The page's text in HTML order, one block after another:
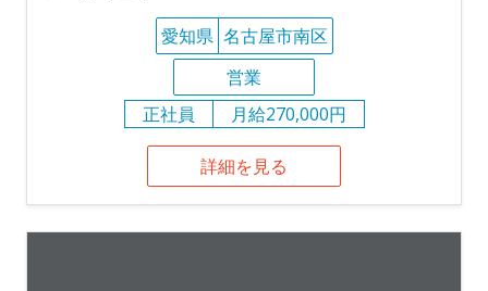
愛知県 名古屋市南区
営業
正社員
月給270,000円
詳細を見る